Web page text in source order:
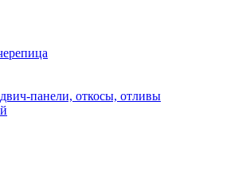
панели, откосы, отливы